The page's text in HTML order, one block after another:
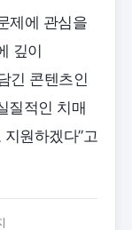
제에 관심을
깊이
긴 콘텐츠인
질적인 치매
원하겠다”고